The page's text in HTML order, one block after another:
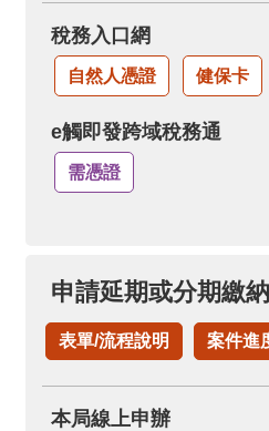
稅務入口網
自然人憑證 健保卡
e觸即發跨域稅務通
需憑證
申請延期或分期繳
表單/流程說明 案件進
本局線上申辦